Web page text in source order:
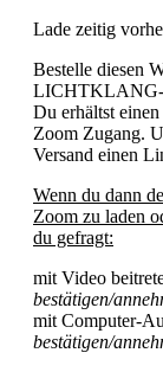
Lade zeitig
Bestelle diesen
LICHTKLANG-
Du erhältst
Zoom Zugang.
Versand einen
Wenn du dann
Zoom zu laden
du gefragt:
mit Video
bestätigen/
mit Computer-
bestätigen/